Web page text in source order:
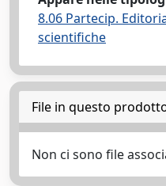
8.06 Partecip.
scientifiche
File in questo
Non ci sono file